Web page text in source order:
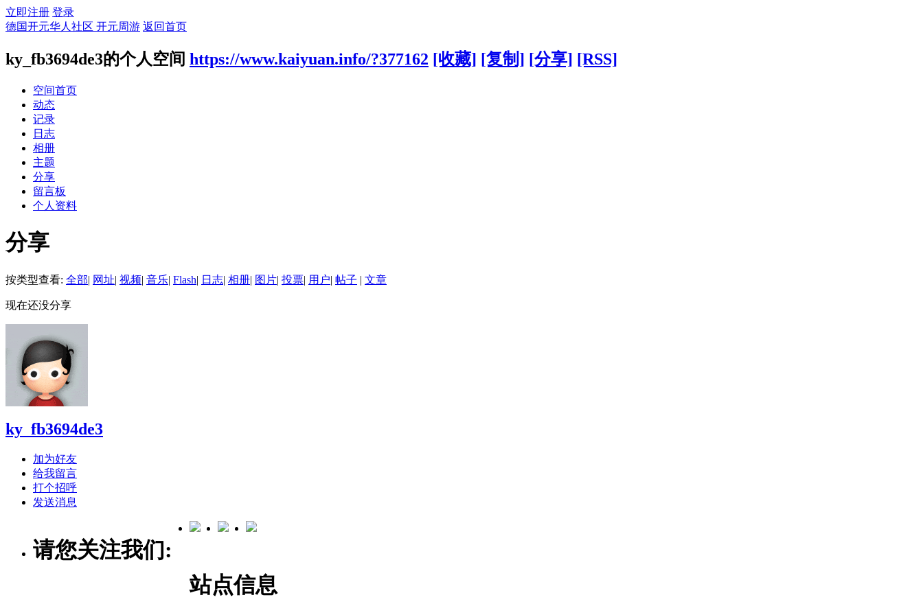
立即注册 登录
德国开元华人社区 开元周游 返回首页
ky_fb3694de3的个人空间 https://www.kaiyuan.info/?377162 [收藏] [复制] [分享] [RSS]
空间首页
动态
记录
日志
相册
主题
分享
留言板
个人资料
分享
按类型查看: 全部| 网址| 视频| 音乐| Flash| 日志| 相册| 图片| 投票| 用户| 帖子 | 文章
现在还没分享
ky_fb3694de3
加为好友
给我留言
打个招呼
发送消息
请您关注我们:
站点信息